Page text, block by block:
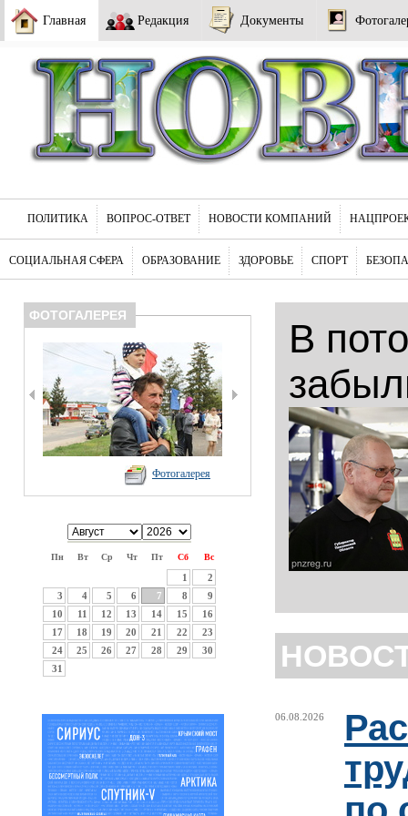
Главная Редакция Документы
ПОЛИТИКА ВОПРОС-ОТВЕТ НОВОСТИ КОМПАНИЙ
СОЦИАЛЬНАЯ СФЕРА ОБРАЗОВАНИЕ ЗДОРОВЬЕ СПОРТ
ФОТОГАЛЕРЕЯ
Фотогалерея
Пн Вт Ср Чт Пт Сб Вс
1
2
3
4 5 6 7 8
9
10
11 12 13 14 15
16
17
18 19 20 21 22
23
24
25 26 27 28 29
30
31
В
06.08.2026